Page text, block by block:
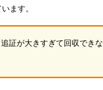
ます。
証が大きすぎて回収でき